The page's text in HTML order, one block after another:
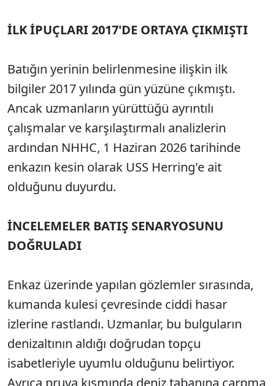
İLK İPUÇLARI 2017'DE ORTAYA ÇIKMIŞTI
Batığın yerinin belirlenmesine ilişkin ilk
bilgiler 2017 yılında gün yüzüne çıkmıştı.
Ancak uzmanların yürüttüğü ayrıntılı
çalışmalar ve karşılaştırmalı analizlerin
ardından NHHC, 1 Haziran 2026 tarihinde
enkazın kesin olarak USS Herring'e ait
olduğunu duyurdu.
İNCELEMELER BATIŞ SENARYOSUNU
DOĞRULADI
Enkaz üzerinde yapılan gözlemler sırasında,
kumanda kulesi çevresinde ciddi hasar
izlerine rastlandı. Uzmanlar, bu bulguların
denizaltının aldığı doğrudan topçu
isabetleriyle uyumlu olduğunu belirtiyor.